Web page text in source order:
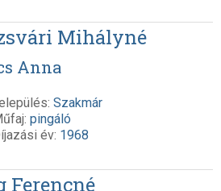
Mihályné
Anna
Szakmár
pingáló
év: 1968
Ferencné